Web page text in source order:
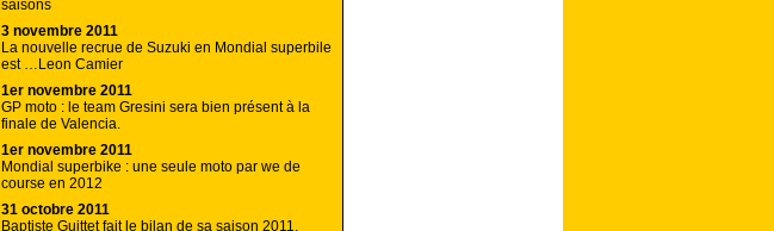
saisons
3 novembre 2011
La nouvelle recrue de Suzuki en Mondial superbile
est …Leon Camier
1er novembre 2011
GP moto : le team Gresini sera bien présent à la
finale de Valencia.
1er novembre 2011
Mondial superbike : une seule moto par we de
course en 2012
31 octobre 2011
Baptiste Guittet fait le bilan de sa saison 2011.